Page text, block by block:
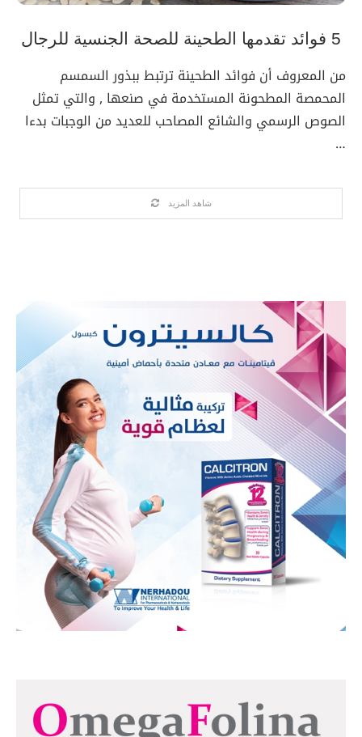
5 فوائد تقدمها الطحينة للصحة الجنسية للرجال
من المعروف أن فوائد الطحينة ترتبط ببذور السمسم
المحمصة المطحونة المستخدمة في صنعها , والتي تمثل
الصوص الرسمي والشائع المصاحب للعديد من الوجبات بدءا
…
شاهد المزيد